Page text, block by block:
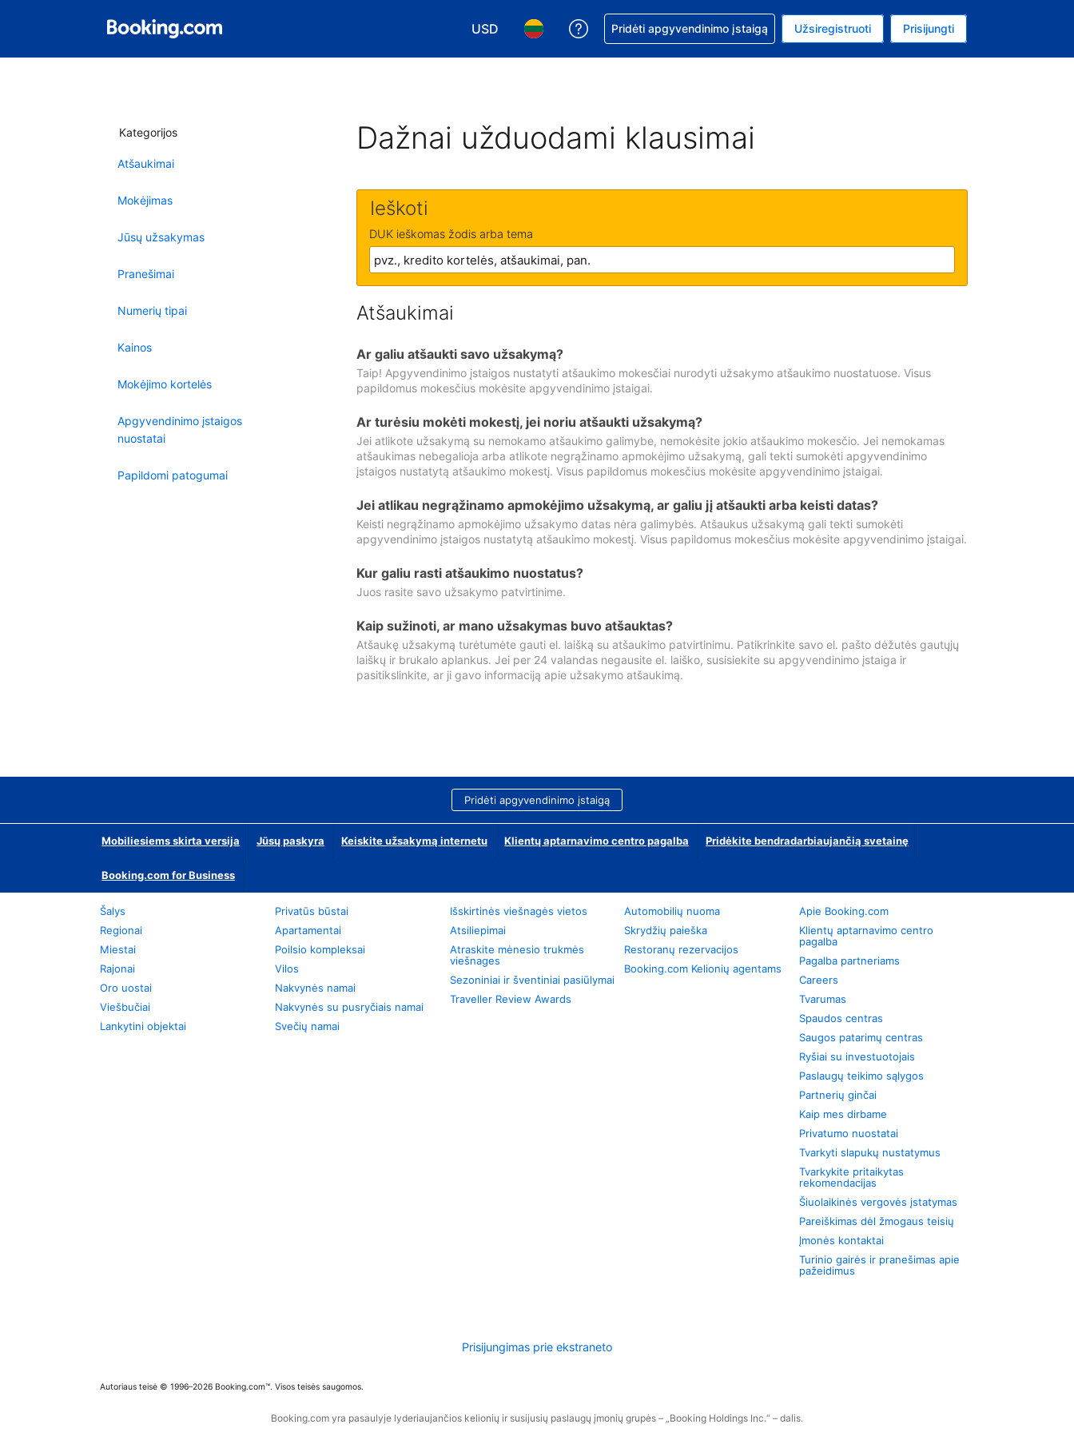
USD
Pasirinkite valiutą. Jūsų pasirinkta valiuta: Jungtinių Valstijų doleris
Pasirinkite kalbą. Jūsų pasirinkta kalba: Lietuvių
Pagalba dėl užsakymo
Pridėti apgyvendinimo įstaigą Užsiregistruoti Prisijungti
Kategorijos
Atšaukimai
Mokėjimas
Jūsų užsakymas
Pranešimai
Numerių tipai
Kainos
Mokėjimo kortelės
Apgyvendinimo įstaigos
nuostatai
Papildomi patogumai
Dažnai užduodami klausimai
Ieškoti
DUK ieškomas žodis arba tema
Atšaukimai
Ar galiu atšaukti savo užsakymą?
Taip! Apgyvendinimo įstaigos nustatyti atšaukimo mokesčiai nurodyti užsakymo atšaukimo nuostatuose. Visus
papildomus mokesčius mokėsite apgyvendinimo įstaigai.
Ar turėsiu mokėti mokestį, jei noriu atšaukti užsakymą?
Jei atlikote užsakymą su nemokamo atšaukimo galimybe, nemokėsite jokio atšaukimo mokesčio. Jei nemokamas
atšaukimas nebegalioja arba atlikote negrąžinamo apmokėjimo užsakymą, gali tekti sumokėti apgyvendinimo
įstaigos nustatytą atšaukimo mokestį. Visus papildomus mokesčius mokėsite apgyvendinimo įstaigai.
Jei atlikau negrąžinamo apmokėjimo užsakymą, ar galiu jį atšaukti arba keisti datas?
Keisti negrąžinamo apmokėjimo užsakymo datas nėra galimybės. Atšaukus užsakymą gali tekti sumokėti
apgyvendinimo įstaigos nustatytą atšaukimo mokestį. Visus papildomus mokesčius mokėsite apgyvendinimo įstaigai.
Kur galiu rasti atšaukimo nuostatus?
Juos rasite savo užsakymo patvirtinime.
Kaip sužinoti, ar mano užsakymas buvo atšauktas?
Atšaukę užsakymą turėtumėte gauti el. laišką su atšaukimo patvirtinimu. Patikrinkite savo el. pašto dėžutės gautųjų
laiškų ir brukalo aplankus. Jei per 24 valandas negausite el. laiško, susisiekite su apgyvendinimo įstaiga ir
pasitikslinkite, ar ji gavo informaciją apie užsakymo atšaukimą.
Pridėti apgyvendinimo įstaigą
Mobiliesiems skirta versija Jūsų paskyra Keiskite užsakymą internetu Klientų aptarnavimo centro pagalba Pridėkite bendradarbiaujančią svetainę
Booking.com for Business
Šalys
Regionai
Miestai
Rajonai
Oro uostai
Viešbučiai
Lankytini objektai
Privatūs būstai
Apartamentai
Poilsio kompleksai
Vilos
Nakvynės namai
Nakvynės su pusryčiais namai
Svečių namai
Išskirtinės viešnagės vietos
Atsiliepimai
Atraskite mėnesio trukmės
viešnages
Sezoniniai ir šventiniai pasiūlymai
Traveller Review Awards
Automobilių nuoma
Skrydžių paieška
Restoranų rezervacijos
Booking.com Kelionių agentams
Apie Booking.com
Klientų aptarnavimo centro
pagalba
Pagalba partneriams
Careers
Tvarumas
Spaudos centras
Saugos patarimų centras
Ryšiai su investuotojais
Paslaugų teikimo sąlygos
Partnerių ginčai
Kaip mes dirbame
Privatumo nuostatai
Tvarkyti slapukų nustatymus
Tvarkykite pritaikytas
rekomendacijas
Šiuolaikinės vergovės įstatymas
Pareiškimas dėl žmogaus teisių
Įmonės kontaktai
Turinio gairės ir pranešimas apie
pažeidimus
Prisijungimas prie ekstraneto
Autoriaus teisė © 1996–2026 Booking.com™. Visos teisės saugomos.
Booking.com yra pasaulyje lyderiaujančios kelionių ir susijusių paslaugų įmonių grupės – „Booking Holdings Inc.“ – dalis.